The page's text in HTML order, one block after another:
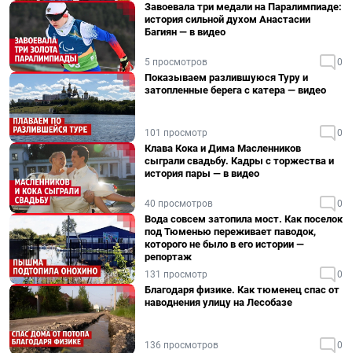
Завоевала три медали на Паралимпиаде:
история сильной духом Анастасии
Багиян — в видео
5 просмотров 0
Показываем разлившуюся Туру и
затопленные берега с катера — видео
101 просмотр 0
Клава Кока и Дима Масленников
сыграли свадьбу. Кадры с торжества и
история пары — в видео
40 просмотров 0
Вода совсем затопила мост. Как поселок
под Тюменью переживает паводок,
которого не было в его истории —
репортаж
131 просмотр 0
Благодаря физике. Как тюменец спас от
наводнения улицу на Лесобазе
136 просмотров 0